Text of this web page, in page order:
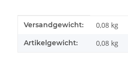
Produkteigenschaft
Wert
Versandgewicht: 0,08 kg
Artikelgewicht: 0,08 kg